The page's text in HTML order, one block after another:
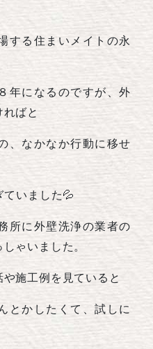
する住まいメイトの永
年になるのですが、外
ばと
、なかなか行動に移せ
ていました💦
所に外壁洗浄の業者の
ゃいました。
施工例を見ていると
とかしたくて、試しに